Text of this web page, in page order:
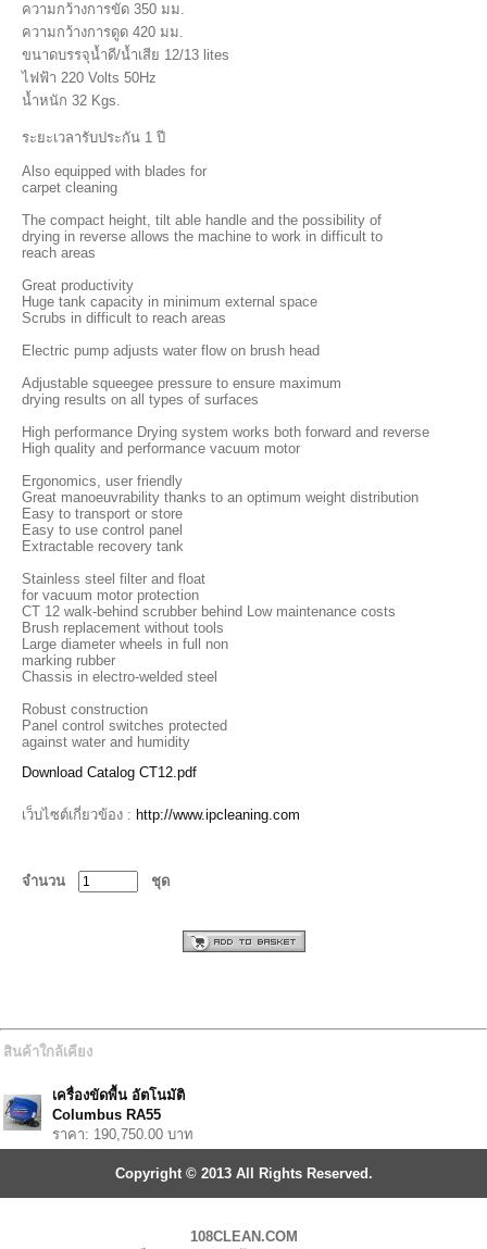
ความกว้างการขัด 350 มม.
ความกว้างการดูด 420 มม.
ขนาดบรรจุน้ำดี/น้ำเสีย 12/13 lites
ไฟฟ้า 220 Volts 50Hz
น้ำหนัก 32 Kgs.
ระยะเวลารับประกัน 1 ปี
Also equipped with blades for
carpet cleaning
The compact height, tilt able handle and the possibility of
drying in reverse allows the machine to work in difficult to
reach areas
Great productivity
Huge tank capacity in minimum external space
Scrubs in difficult to reach areas
Electric pump adjusts water flow on brush head
Adjustable squeegee pressure to ensure maximum
drying results on all types of surfaces
High performance Drying system works both forward and reverse
High quality and performance vacuum motor
Ergonomics, user friendly
Great manoeuvrability thanks to an optimum weight distribution
Easy to transport or store
Easy to use control panel
Extractable recovery tank
Stainless steel filter and float
for vacuum motor protection
CT 12 walk-behind scrubber behind Low maintenance costs
Brush replacement without tools
Large diameter wheels in full non
marking rubber
Chassis in electro-welded steel
Robust construction
Panel control switches protected
against water and humidity
Download Catalog CT12.pdf
เว็บไซต์เกี่ยวข้อง : http://www.ipcleaning.com
จำนวน ชุด
สินค้าใกล้เคียง
เครื่องขัดพื้น อัตโนมัติ
Columbus RA55
ราคา: 190,750.00 บาท
Copyright © 2013 All Rights Reserved.
108CLEAN.COM